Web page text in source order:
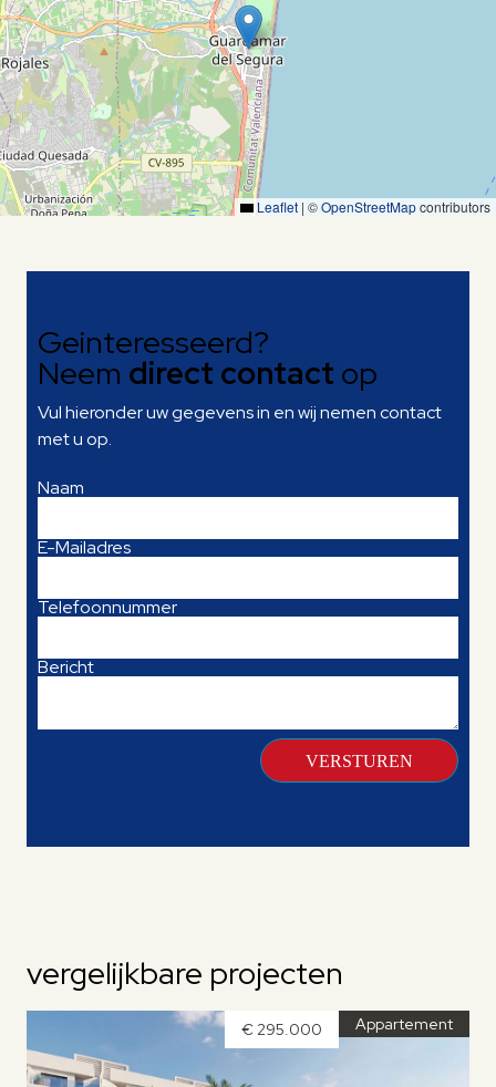
Leaflet | ©OpenStreetMapcontributors
Geinteresseerd?
Neem direct contact op
Vul hieronder uw gegevens in en wij nemen contact
met u op.
Naam
E-Mailadres
Telefoonnummer
Bericht
vergelijkbare projecten
Appartement
€ 295.000